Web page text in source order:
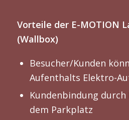
Vorteile der E-MOTION
(Wallbox)
Besucher/Kunden
Aufenthalts Elektro-
Kundenbindung durch
dem Parkplatz